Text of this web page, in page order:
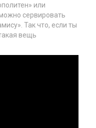
или
сервировать
Так что, если ты
вещь